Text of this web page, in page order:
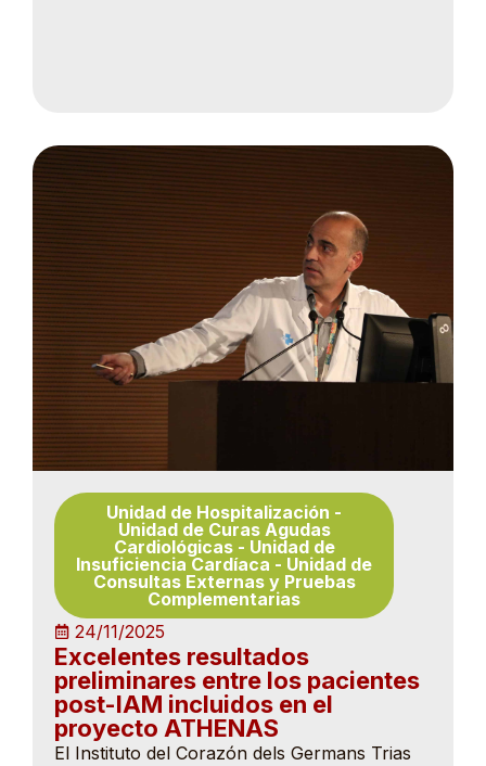
Unidad de Hospitalización -
Unidad de Curas Agudas
Cardiológicas- Unidad de
Insuficiencia Cardíaca - Unidad de
Consultas Externas y Pruebas
Complementarias
24/11/2025
Excelentes resultados
preliminares entre los pacientes
post-IAM incluidos en el
proyecto ATHENAS
El Instituto del Corazón dels Germans Trias